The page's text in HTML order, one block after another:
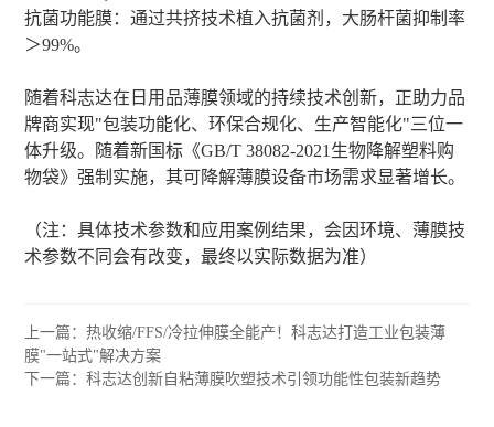
抗菌功能膜：通过共挤技术植入抗菌剂，大肠杆菌抑制率
＞99%。
随着科志达在日用品薄膜领域的持续技术创新，正助力品
牌商实现"包装功能化、环保合规化、生产智能化"三位一
体升级。随着新国标《GB/T 38082-2021生物降解塑料购
物袋》强制实施，其可降解薄膜设备市场需求显著增长。
（注：具体技术参数和应用案例结果，会因环境、薄膜技
术参数不同会有改变，最终以实际数据为准）
上一篇：热收缩/FFS/冷拉伸膜全能产！科志达打造工业包装薄
膜"一站式"解决方案
下一篇：科志达创新自粘薄膜吹塑技术引领功能性包装新趋势